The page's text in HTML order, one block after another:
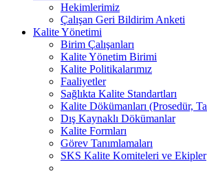
Hekimlerimiz
Çalışan Geri Bildirim Anketi
Kalite Yönetimi
Birim Çalışanları
Kalite Yönetim Birimi
Kalite Politikalarımız
Faaliyetler
Sağlıkta Kalite Standartları
Kalite Dökümanları (Prosedür,
Dış Kaynaklı Dökümanlar
Kalite Formları
Görev Tanımlamaları
SKS Kalite Komiteleri ve Ekipler